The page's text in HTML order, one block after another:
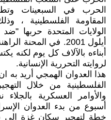
الحرب في السبعينات
المقاومة الفلسطينية ،
أيلول 2001. في
أبناءه بالآلاف كل يوم لكنه
لروايته التحررية الإنسانية.
هذا العدوان الهمجي أريد به
الفلسطينية من خلال
والأوامر العسكرية
أسبوع من بدء العدوان
خطة لتهجير سكان غزة الى